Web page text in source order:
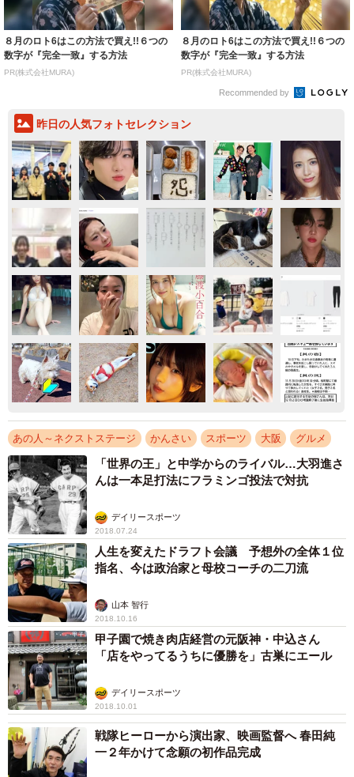
８月のロト6はこの方法で買え!!６つの
数字が『完全一致』する方法
PR(株式会社MURA)
８月のロト6はこの方法で買え!!６つの
数字が『完全一致』する方法
PR(株式会社MURA)
Recommended by
昨日の人気フォトセレクション
あの人～ネクストステージ かんさい スポーツ 大阪 グルメ
「世界の王」と中学からのライバル…大羽進さ
んは一本足打法にフラミンゴ投法で対抗
デイリースポーツ
2018.07.24
人生を変えたドラフト会議 予想外の全体１位
指名、今は政治家と母校コーチの二刀流
山本 智行
2018.10.16
甲子園で焼き肉店経営の元阪神・中込さん
「店をやってるうちに優勝を」古巣にエール
デイリースポーツ
2018.10.01
戦隊ヒーローから演出家、映画監督へ 春田純
一２年かけて念願の初作品完成